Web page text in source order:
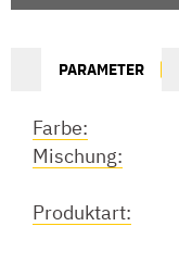
PARAMETER
Farbe:
Mischung:
Produktart: